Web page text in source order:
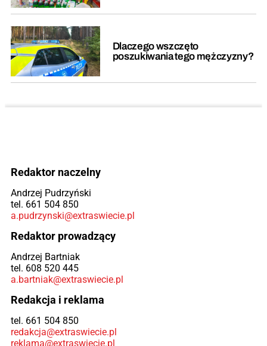
Dlaczego wszczęto
poszukiwania tego mężczyzny?
Redaktor naczelny
Andrzej Pudrzyński
tel. 661 504 850
a.pudrzynski@extraswiecie.pl
Redaktor prowadzący
Andrzej Bartniak
tel. 608 520 445
a.bartniak@extraswiecie.pl
Redakcja i reklama
tel. 661 504 850
redakcja@extraswiecie.pl
reklama@extraswiecie.pl